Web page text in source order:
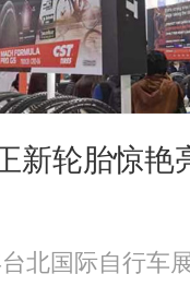
新轮胎惊艳
北国际自行车